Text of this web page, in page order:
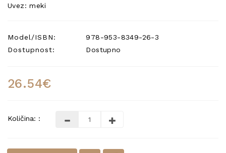
Uvez: meki
Model/ISBN:
978-953-8349-26-3
Dostupnost:
Dostupno
26.54€
Količina: :